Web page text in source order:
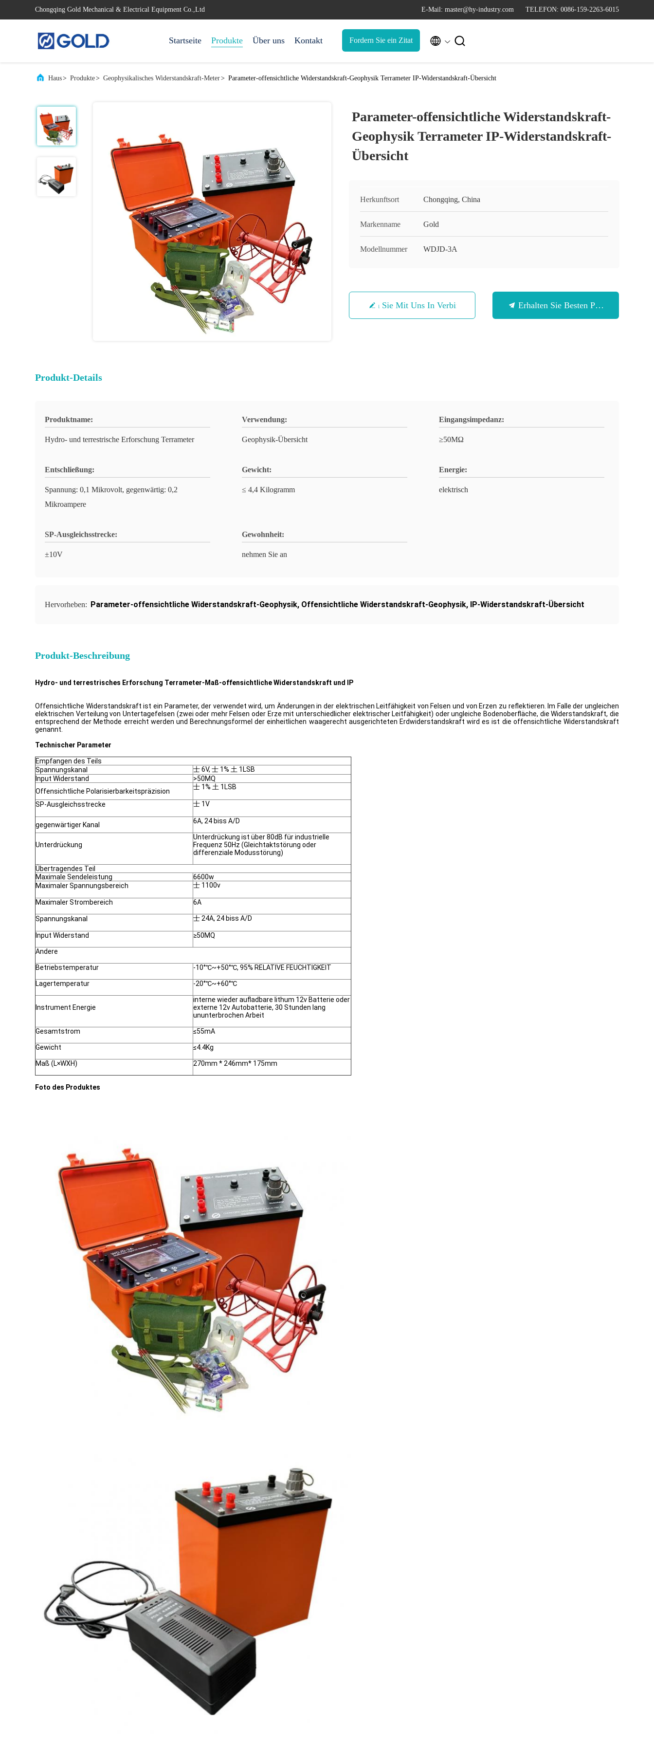
Chongqing Gold Mechanical & Electrical Equipment Co.,Ltd E-Mail: master@hy-industry.com TELEFON: 0086-159-2263-6015
Startseite Produkte Über uns Kontakt Fordern Sie ein Zitat  
Haus> Produkte> Geophysikalisches Widerstandskraft-Meter> Parameter-offensichtliche Widerstandskraft-Geophysik Terrameter IP-Widerstandskraft-Übersicht
Parameter-offensichtliche Widerstandskraft-
Geophysik Terrameter IP-Widerstandskraft-
Übersicht
Herkunftsort Chongqing, China
Markenname Gold
Modellnummer WDJD-3A
Treten Sie Mit Uns In Verbindung Erhalten Sie Besten Preis
Produkt-Details
Produktname:
Hydro- und terrestrische Erforschung Terrameter
Verwendung:
Geophysik-Übersicht
Eingangsimpedanz:
≥50MΩ
Entschließung:
Spannung: 0,1 Mikrovolt, gegenwärtig: 0,2
Mikroampere
Gewicht:
≤ 4,4 Kilogramm
Energie:
elektrisch
SP-Ausgleichsstrecke:
±10V
Gewohnheit:
nehmen Sie an
Hervorheben: Parameter-offensichtliche Widerstandskraft-Geophysik, Offensichtliche Widerstandskraft-Geophysik, IP-Widerstandskraft-Übersicht
Produkt-Beschreibung
Hydro- und terrestrisches Erforschung Terrameter-Maß-offensichtliche Widerstandskraft und IP
Offensichtliche Widerstandskraft ist ein Parameter, der verwendet wird, um Änderungen in der elektrischen Leitfähigkeit von Felsen und von Erzen zu reflektieren. Im Falle der ungleichen
elektrischen Verteilung von Untertagefelsen (zwei oder mehr Felsen oder Erze mit unterschiedlicher elektrischer Leitfähigkeit) oder ungleiche Bodenoberfläche, die Widerstandskraft, die
entsprechend der Methode erreicht werden und Berechnungsformel der einheitlichen waagerecht ausgerichteten Erdwiderstandskraft wird es ist die offensichtliche Widerstandskraft
genannt.
Technischer Parameter
Empfangen des Teils
Spannungskanal
士 6V, 士 1% 土 1LSB
lnput Widerstand
>50MQ
Offensichtliche Polarisierbarkeitspräzision
士 1% 土 1LSB
SP-Ausgleichsstrecke 士 1V
gegenwärtiger Kanal 6A, 24 biss A/D
Unterdrückung
Unterdrückung ist über 80dB für industrielle
Frequenz 50Hz (Gleichtaktstörung oder
differenziale Modusstörung)
Übertragendes Teil
Maximale Sendeleistung
6600w
Maximaler Spannungsbereich
士 1100v
Maximaler Strombereich 6A
Spannungskanal 士 24A, 24 biss A/D
lnput Widerstand ≥50MQ
Andere
Betriebstemperatur -10°℃~+50°℃, 95% RELATIVE FEUCHTIGKEIT
Lagertemperatur -20°℃~+60°℃
lnstrument Energie
interne wieder aufladbare lithum 12v Batterie oder
externe 12v Autobatterie, 30 Stunden lang
ununterbrochen Arbeit
Gesamtstrom ≤55mA
Gewicht ≤4.4Kg
Maß (L×WXH) 270mm * 246mm* 175mm
Foto des Produktes